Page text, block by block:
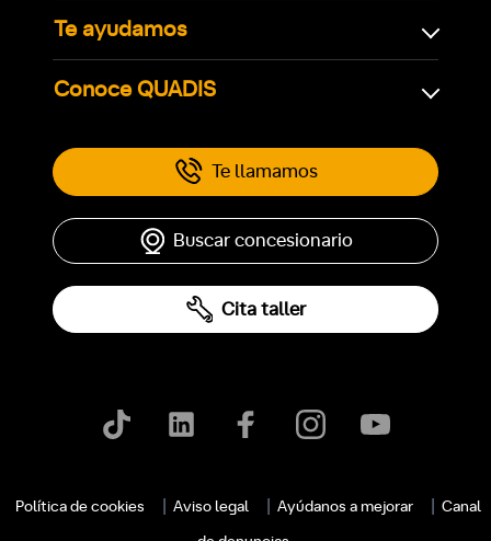
Te ayudamos
Conoce QUADIS
Te llamamos
Buscar concesionario
Cita taller
Política de cookies Aviso legal Ayúdanos a mejorar Canal